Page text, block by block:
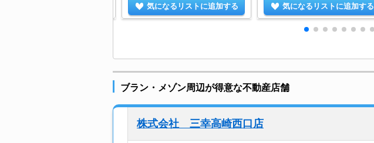
気になるリストに追加する 気になるリストに追加する
ブラン・メゾン周辺が得意な不動産店舗
株式会社 三幸高崎西口店